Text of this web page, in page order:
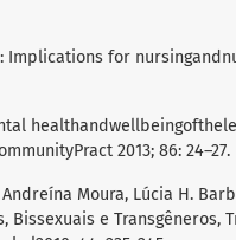
for
2013; 86: 24–27.
Moura, Lúcia H.
Bissexuais e Transgêneros,